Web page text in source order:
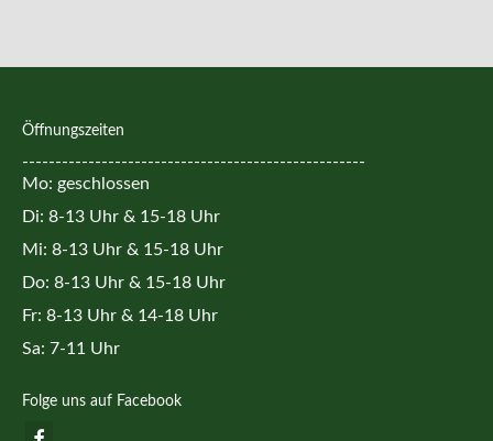
Öffnungszeiten
----------------------------------------------------
Mo: geschlossen
Di: 8-13 Uhr & 15-18 Uhr
Mi: 8-13 Uhr & 15-18 Uhr
Do: 8-13 Uhr & 15-18 Uhr
Fr: 8-13 Uhr & 14-18 Uhr
Sa: 7-11 Uhr
Folge uns auf Facebook